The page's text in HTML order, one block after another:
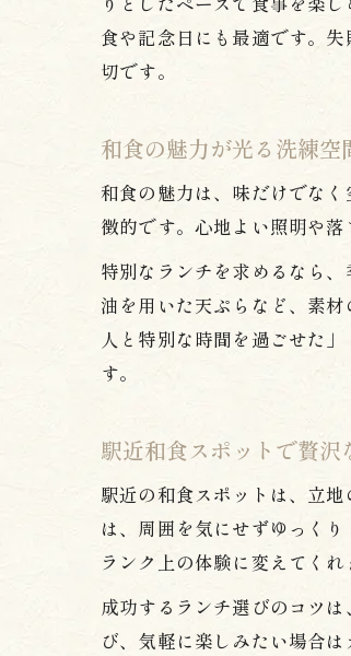
食や記念日にも最適です。
切です。
和食の魅力が光る洗練空
和食の魅力は、味だけでな
徴的です。心地よい照明や
特別なランチを求めるなら
油を用いた天ぷらなど、素
人と特別な時間を過ごせた
す。
駅近和食スポットで贅沢
駅近の和食スポットは、立
は、周囲を気にせずゆっく
ランク上の体験に変えてくれ
成功するランチ選びのコツ
び、気軽に楽しみたい場合